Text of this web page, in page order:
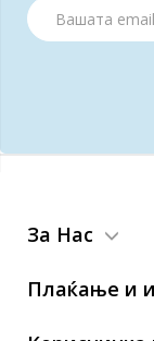
За Нас
Плаќање и